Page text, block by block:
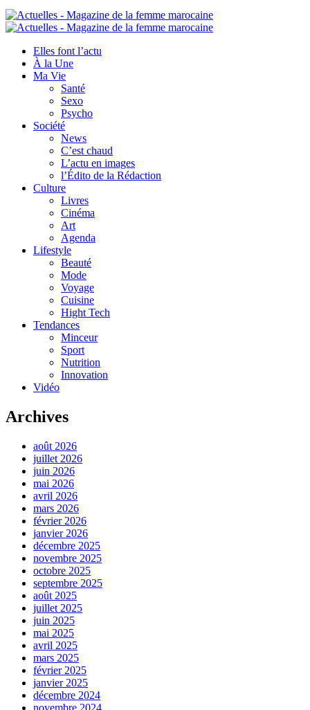
Elles font l’actu
À la Une
Ma Vie
Santé
Sexo
Psycho
Société
News
C’est chaud
L’actu en images
l’Édito de la Rédaction
Culture
Livres
Cinéma
Art
Agenda
Lifestyle
Beauté
Mode
Voyage
Cuisine
Hight Tech
Tendances
Minceur
Sport
Nutrition
Innovation
Vidéo
Archives
août 2026
juillet 2026
juin 2026
mai 2026
avril 2026
mars 2026
février 2026
janvier 2026
décembre 2025
novembre 2025
octobre 2025
septembre 2025
août 2025
juillet 2025
juin 2025
mai 2025
avril 2025
mars 2025
février 2025
janvier 2025
décembre 2024
novembre 2024